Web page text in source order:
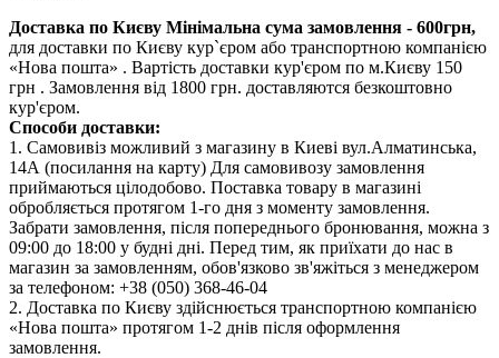
Доставка по Києву Мінімальна сума замовлення - 600грн,
для доставки по Києву кур`єром або транспортною компанією
«Нова пошта» . Вартість доставки кур'єром по м.Києву 150
грн . Замовлення від 1800 грн. доставляются безкоштовно
кур'єром.
Способи доставки:
1. Самовивіз можливий з магазину в Киеві вул.Алматинська,
14А (посилання на карту) Для самовивозу замовлення
приймаються цілодобово. Поставка товару в магазині
обробляється протягом 1-го дня з моменту замовлення.
Забрати замовлення, після попереднього бронювання, можна з
09:00 до 18:00 у будні дні. Перед тим, як приїхати до нас в
магазин за замовленням, обов'язково зв'яжіться з менеджером
за телефоном: +38 (050) 368-46-04
2. Доставка по Києву здійснюється транспортною компанією
«Нова пошта» протягом 1-2 днів після оформлення
замовлення.